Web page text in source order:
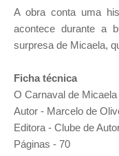
A obra conta uma
acontece durante a
surpresa de Micaela,
Ficha técnica
O Carnaval de Micaela
Autor - Marcelo de
Editora - Clube de
Páginas - 70